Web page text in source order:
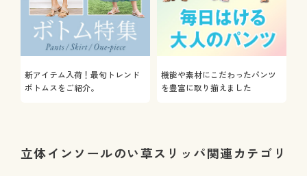
新アイテム入荷！最旬トレンド
ボトムスをご紹介。
機能や素材にこだわったパンツ
を豊富に取り揃えました
立体インソールのい草スリッパ関連カテゴリ